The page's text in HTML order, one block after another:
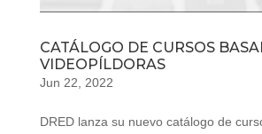
CATÁLOGO DE CURSOS
VIDEOPÍLDORAS
Jun 22, 2022
​DRED lanza su nuevo catálogo de